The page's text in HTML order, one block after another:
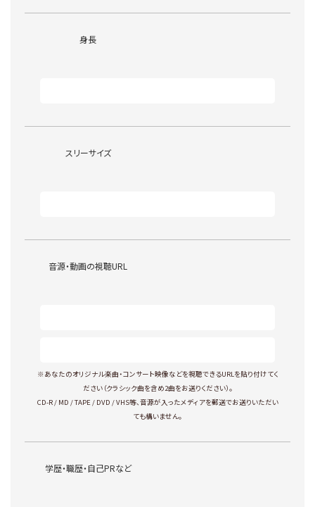
身長
スリーサイズ
音源・動画の視聴URL
※あなたのオリジナル楽曲・コンサート映像などを視聴できるURLを貼り付けてく
ださい（クラシック曲を含め2曲をお送りください）。
CD-R / MD / TAPE / DVD / VHS等、音源が入ったメディアを郵送でお送りいただい
ても構いません。
学歴・職歴・自己PRなど